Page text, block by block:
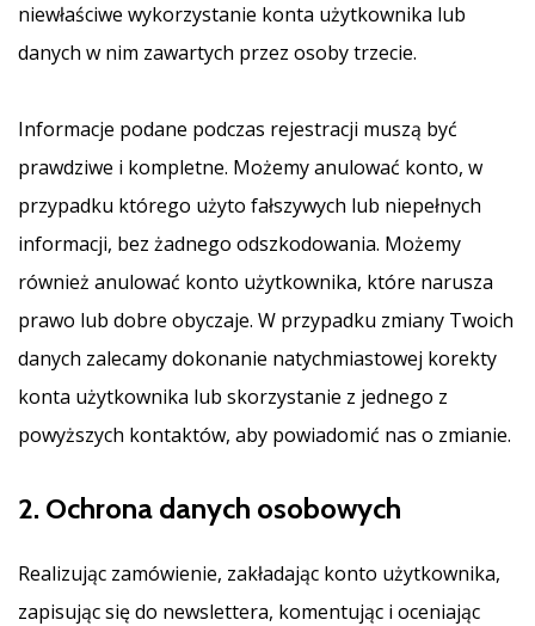
niewłaściwe wykorzystanie konta użytkownika lub
danych w nim zawartych przez osoby trzecie.
Informacje podane podczas rejestracji muszą być
prawdziwe i kompletne. Możemy anulować konto, w
przypadku którego użyto fałszywych lub niepełnych
informacji, bez żadnego odszkodowania. Możemy
również anulować konto użytkownika, które narusza
prawo lub dobre obyczaje. W przypadku zmiany Twoich
danych zalecamy dokonanie natychmiastowej korekty
konta użytkownika lub skorzystanie z jednego z
powyższych kontaktów, aby powiadomić nas o zmianie.
2. Ochrona danych osobowych
Realizując zamówienie, zakładając konto użytkownika,
zapisując się do newslettera, komentując i oceniając